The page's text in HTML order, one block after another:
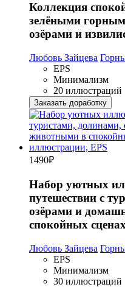
Коллекция
зелёными
озёрами и
Любовь Зайцева
EPS
Минимализм
20 иллюстраций
Заказать доработку
1490₽
Набор уютных
путешествии с
озёрами и
спокойных сценах
Любовь Зайцева
EPS
Минимализм
30 иллюстраций